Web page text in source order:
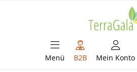
Menü B2B Mein Konto